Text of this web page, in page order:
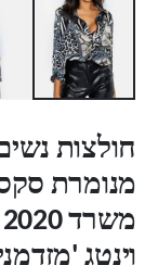
חולצות
מנומרת